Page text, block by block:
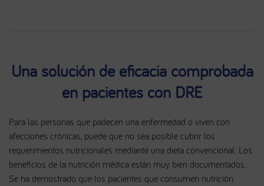
Una solución de eficacia comprobada
en pacientes con DRE
Para las personas que padecen una enfermedad o viven con
afecciones crónicas, puede que no sea posible cubrir los
requerimientos nutricionales mediante una dieta convencional. Los
beneficios de la nutrición médica están muy bien documentados.
Se ha demostrado que los pacientes que consumen nutrición